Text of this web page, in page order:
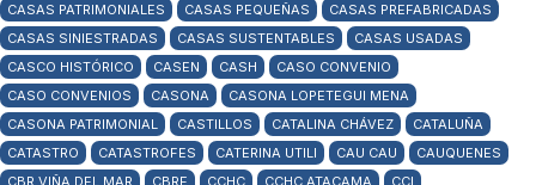
CASAS PATRIMONIALES
CASAS PEQUEÑAS
CASAS PREFABRICADAS
CASAS SINIESTRADAS
CASAS SUSTENTABLES
CASAS USADAS
CASCO HISTÓRICO
CASEN CASH
CASO CONVENIO
CASO CONVENIOS
CASONA
CASONA LOPETEGUI MENA
CASONA PATRIMONIAL
CASTILLOS CATALINA CHÁVEZ
CATALUÑA
CATASTRO
CATASTROFES CATERINA UTILI CAU CAU
CAUQUENES